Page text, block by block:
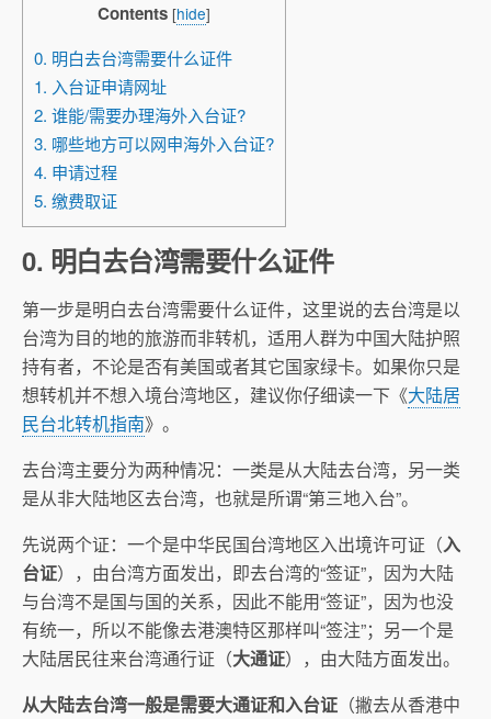
Contents [hide]
0. 明白去台湾需要什么证件
1. 入台证申请网址
2. 谁能/需要办理海外入台证?
3. 哪些地方可以网申海外入台证?
4. 申请过程
5. 缴费取证
0. 明白去台湾需要什么证件
第一步是明白去台湾需要什么证件，这里说的去台湾是以
台湾为目的地的旅游而非转机，适用人群为中国大陆护照
持有者，不论是否有美国或者其它国家绿卡。如果你只是
想转机并不想入境台湾地区，建议你仔细读一下《大陆居
民台北转机指南》。
去台湾主要分为两种情况：一类是从大陆去台湾，另一类
是从非大陆地区去台湾，也就是所谓“第三地入台”。
先说两个证：一个是中华民国台湾地区入出境许可证（入
台证），由台湾方面发出，即去台湾的“签证”，因为大陆
与台湾不是国与国的关系，因此不能用“签证”，因为也没
有统一，所以不能像去港澳特区那样叫“签注”；另一个是
大陆居民往来台湾通行证（大通证），由大陆方面发出。
从大陆去台湾一般是需要大通证和入台证 （撇去从香港中